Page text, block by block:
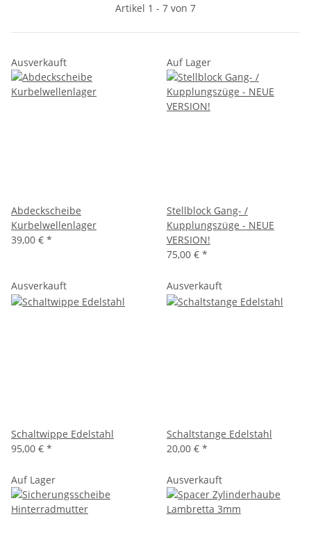
Artikel 1 - 7 von 7
Ausverkauft
Abdeckscheibe
Kurbelwellenlager
39,00 € *
Auf Lager
Stellblock Gang- /
Kupplungszüge - NEUE
VERSION!
75,00 € *
Ausverkauft
Schaltwippe Edelstahl
95,00 € *
Ausverkauft
Schaltstange Edelstahl
20,00 € *
Auf Lager Ausverkauft